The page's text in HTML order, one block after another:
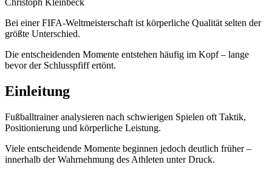
Christoph Kleinbeck
Bei einer FIFA-Weltmeisterschaft ist körperliche Qualität selten der
größte Unterschied.
Die entscheidenden Momente entstehen häufig im Kopf – lange
bevor der Schlusspfiff ertönt.
Einleitung
Fußballtrainer analysieren nach schwierigen Spielen oft Taktik,
Positionierung und körperliche Leistung.
Viele entscheidende Momente beginnen jedoch deutlich früher –
innerhalb der Wahrnehmung des Athleten unter Druck.